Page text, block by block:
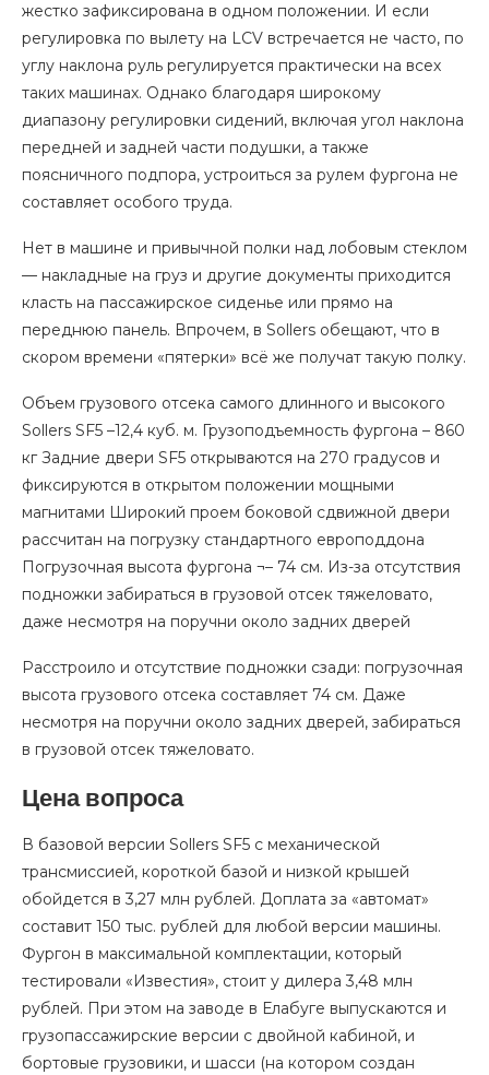
жестко зафиксирована в одном положении. И если
регулировка по вылету на LCV встречается не часто, по
углу наклона руль регулируется практически на всех
таких машинах. Однако благодаря широкому
диапазону регулировки сидений, включая угол наклона
передней и задней части подушки, а также
поясничного подпора, устроиться за рулем фургона не
составляет особого труда.
Нет в машине и привычной полки над лобовым стеклом
— накладные на груз и другие документы приходится
класть на пассажирское сиденье или прямо на
переднюю панель. Впрочем, в Sollers обещают, что в
скором времени «пятерки» всё же получат такую полку.
Объем грузового отсека самого длинного и высокого
Sollers SF5 –12,4 куб. м. Грузоподъемность фургона – 860
кг Задние двери SF5 открываются на 270 градусов и
фиксируются в открытом положении мощными
магнитами Широкий проем боковой сдвижной двери
рассчитан на погрузку стандартного европоддона
Погрузочная высота фургона ¬– 74 см. Из-за отсутствия
подножки забираться в грузовой отсек тяжеловато,
даже несмотря на поручни около задних дверей
Расстроило и отсутствие подножки сзади: погрузочная
высота грузового отсека составляет 74 см. Даже
несмотря на поручни около задних дверей, забираться
в грузовой отсек тяжеловато.
Цена вопроса
В базовой версии Sollers SF5 с механической
трансмиссией, короткой базой и низкой крышей
обойдется в 3,27 млн рублей. Доплата за «автомат»
составит 150 тыс. рублей для любой версии машины.
Фургон в максимальной комплектации, который
тестировали «Известия», стоит у дилера 3,48 млн
рублей. При этом на заводе в Елабуге выпускаются и
грузопассажирские версии с двойной кабиной, и
бортовые грузовики, и шасси (на котором создан